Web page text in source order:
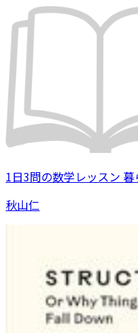
1日3問の数学レッスン
秋山仁